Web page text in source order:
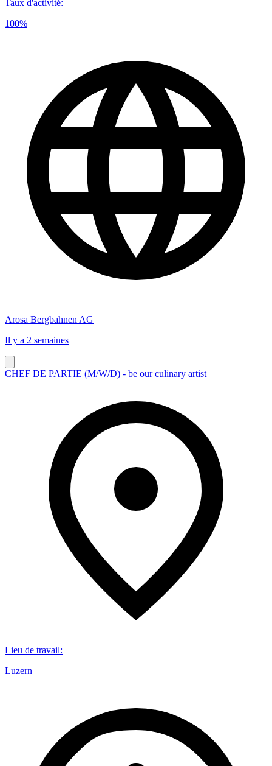
Taux d'activité:
100%
Arosa Bergbahnen AG
Il y a 2 semaines
CHEF DE PARTIE (M/​W/​D) - be our culinary artist
Lieu de travail:
Luzern